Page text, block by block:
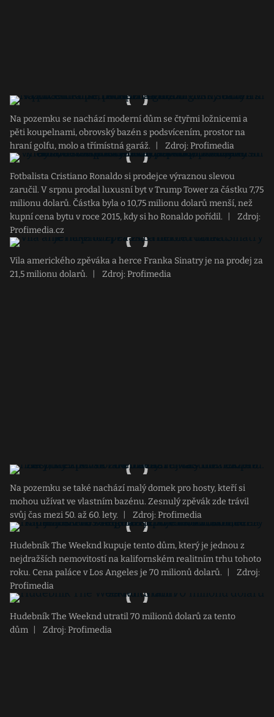
Na pozemku se nachází moderní dům se čtyřmi ložnicemi a
pěti koupelnami, obrovský bazén s podsvícením, prostor na
hraní golfu, molo a třímístná garáž.
Zdroj: Profimedia
Fotbalista Cristiano Ronaldo si prodejce výraznou slevou
zaručil. V srpnu prodal luxusní byt v Trump Tower za částku 7,75
milionu dolarů. Částka byla o 10,75 milionu dolarů menší, než
kupní cena bytu v roce 2015, kdy si ho Ronaldo pořídil.
Zdroj:
Profimedia.cz
Vila amerického zpěváka a herce Franka Sinatry je na prodej za
21,5 milionu dolarů.
Zdroj: Profimedia
Na pozemku se také nachází malý domek pro hosty, kteří si
mohou užívat ve vlastním bazénu. Zesnulý zpěvák zde trávil
svůj čas mezi 50. až 60. lety.
Zdroj: Profimedia
Hudebník The Weeknd kupuje tento dům, který je jednou z
nejdražších nemovitostí na kalifornském realitním trhu tohoto
roku. Cena paláce v Los Angeles je 70 milionů dolarů.
Zdroj:
Profimedia
Hudebník The Weeknd utratil 70 milionů dolarů za tento
dům
Zdroj: Profimedia